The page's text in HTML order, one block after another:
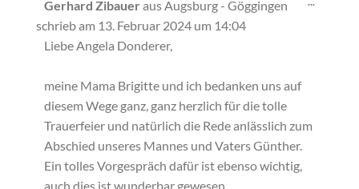
Gerhard Zibauer ausAugsburg - Göggingen
schrieb am 13. Februar 2024 um 14:04
Liebe Angela Donderer,
meine Mama Brigitte und ich bedanken uns auf
diesem Wege ganz, ganz herzlich für die tolle
Trauerfeier und natürlich die Rede anlässlich zum
Abschied unseres Mannes und Vaters Günther.
Ein tolles Vorgespräch dafür ist ebenso wichtig,
auch dies ist wunderbar gewesen.